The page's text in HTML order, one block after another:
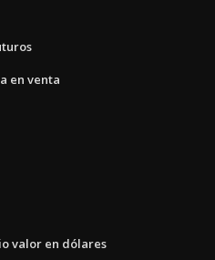
en venta
valor en dólares